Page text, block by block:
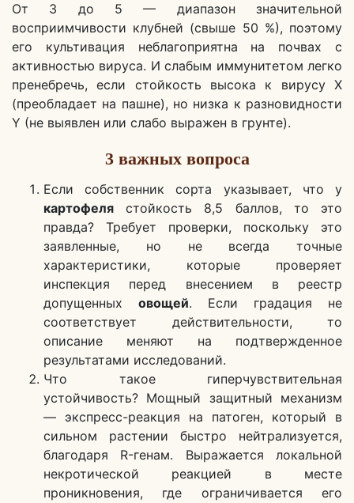
От 3 до 5 — диапазон значительной
восприимчивости клубней (свыше 50 %), поэтому
его культивация неблагоприятна на почвах с
активностью вируса. И слабым иммунитетом легко
пренебречь, если стойкость высока к вирусу Х
(преобладает на пашне), но низка к разновидности
Y (не выявлен или слабо выражен в грунте).
3 важных вопроса
Если собственник сорта указывает, что у
картофеля стойкость 8,5 баллов, то это
правда? Требует проверки, поскольку это
заявленные, но не всегда точные
характеристики, которые проверяет
инспекция перед внесением в реестр
допущенных овощей. Если градация не
соответствует действительности, то
описание меняют на подтвержденное
результатами исследований.
Что такое гиперчувствительная
устойчивость? Мощный защитный механизм
— экспресс-реакция на патоген, который в
сильном растении быстро нейтрализуется,
благодаря R-генам. Выражается локальной
некротической реакцией в месте
проникновения, где ограничивается его